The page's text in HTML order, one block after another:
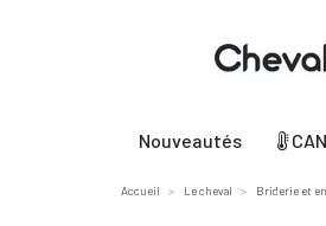
Nouveautés
Accueil Le cheval Briderie et